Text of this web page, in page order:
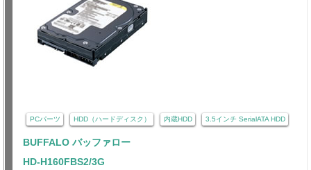
PCパーツ HDD（ハードディスク） 内蔵HDD 3.5インチ SerialATA HDD
BUFFALO バッファロー
HD-H160FBS2/3G